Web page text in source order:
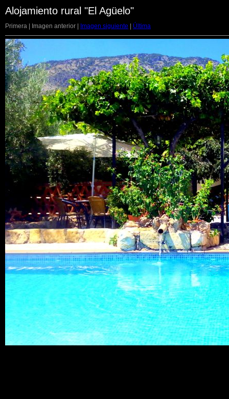
Alojamiento rural "El Agüelo"
Primera | Imagen anterior | Imagen siguiente Última